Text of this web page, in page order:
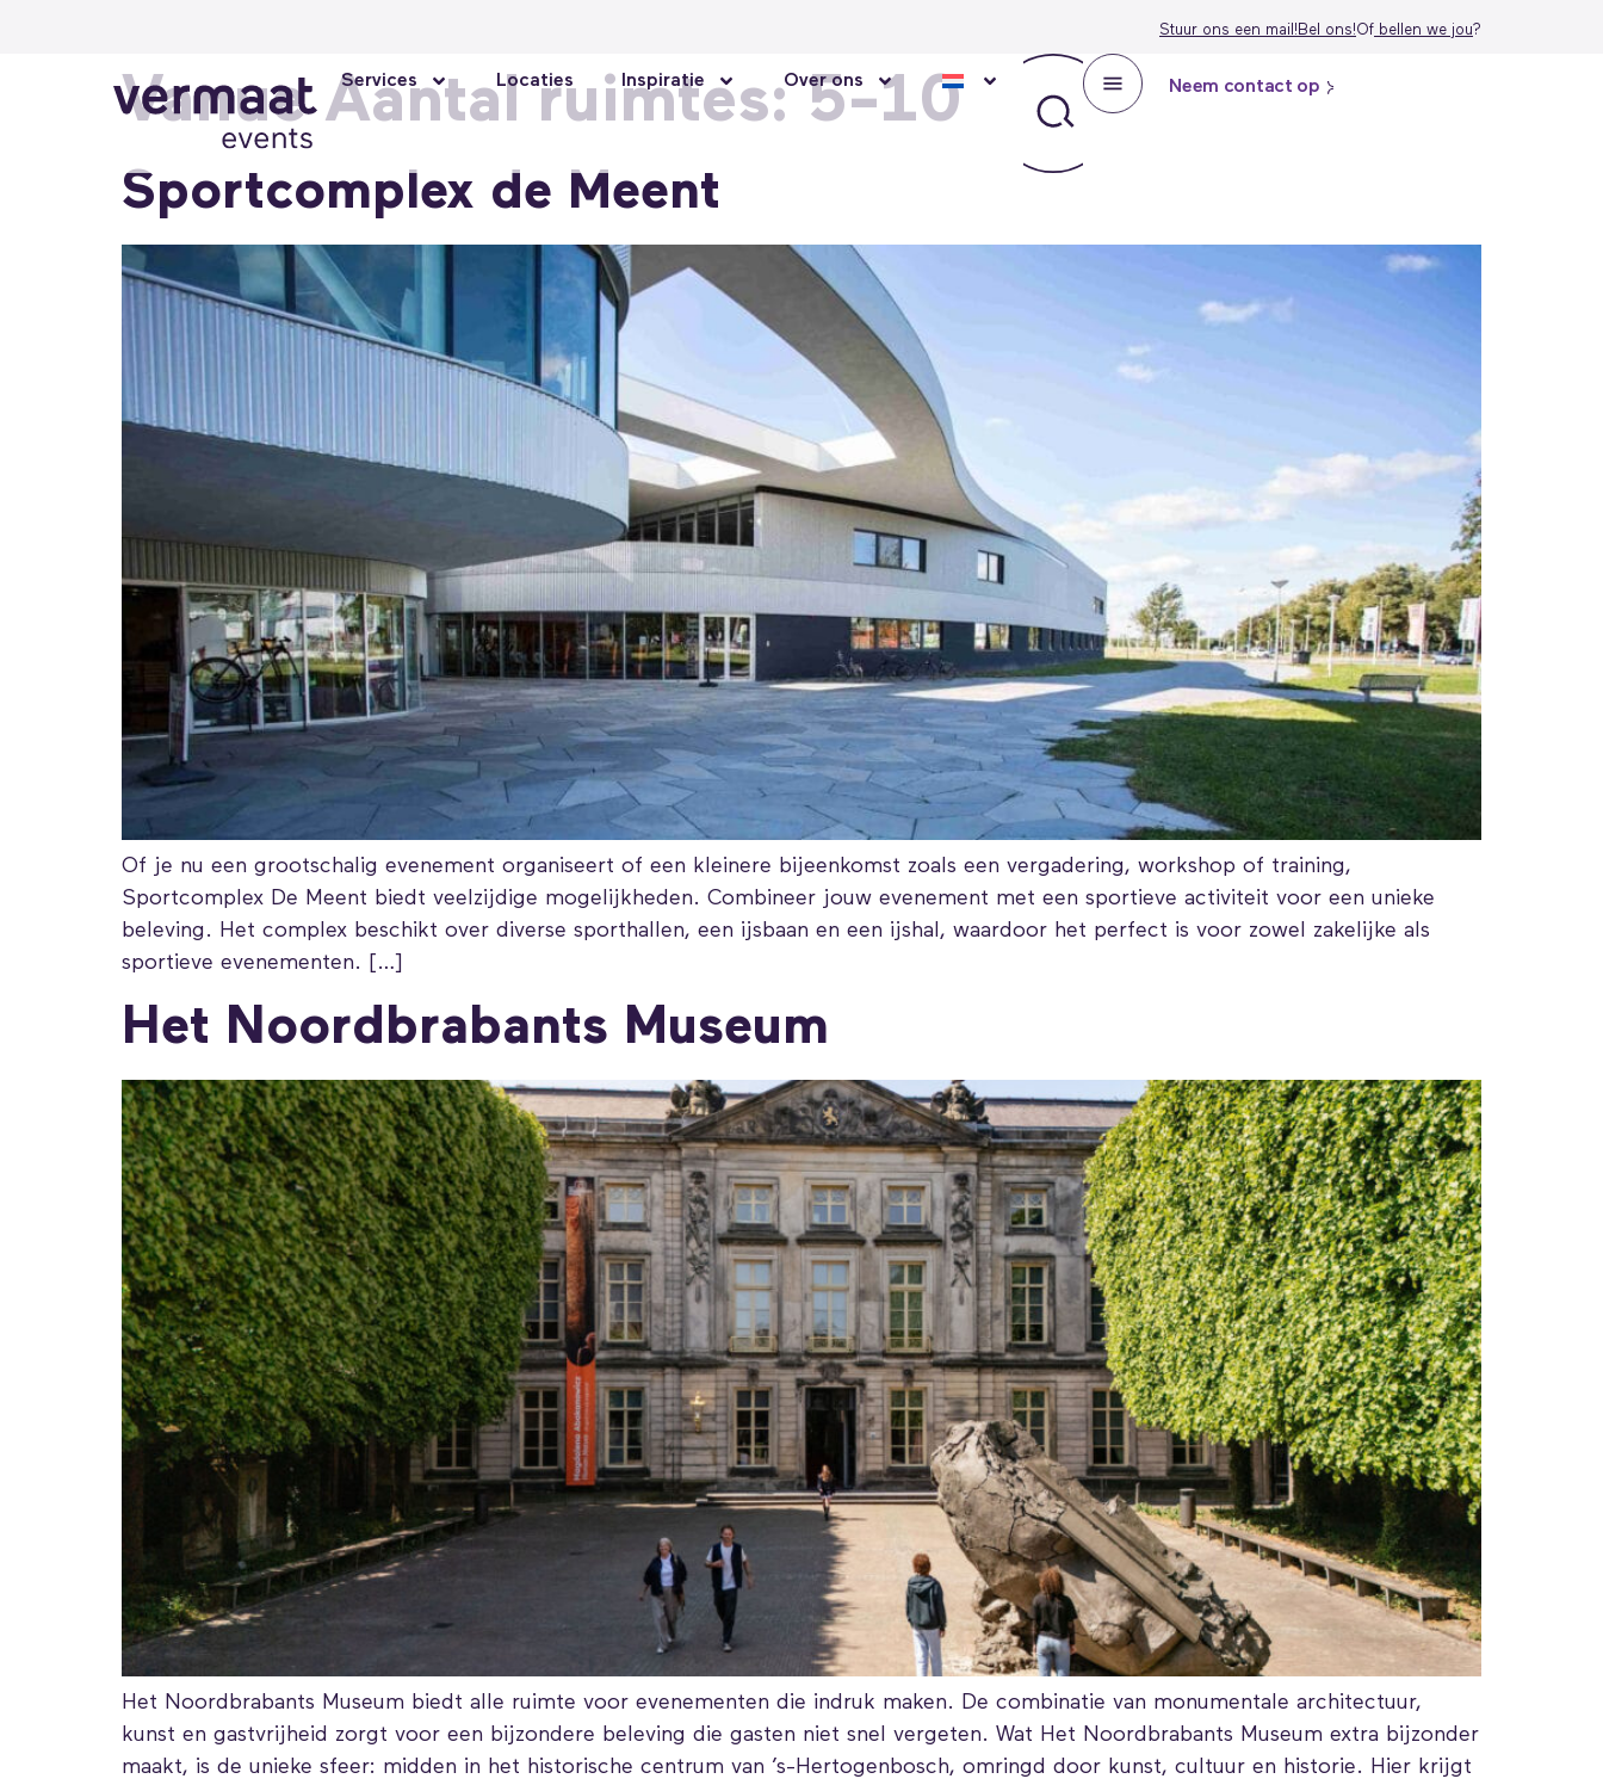
Stuur ons een mail! Bel ons!Of bellen we jou?
Services Locaties Inspiratie Over ons Neem contact op
Vanue Aantal ruimtes:5-10
Sportcomplex de Meent
Of je nu een grootschalig evenement organiseert of een kleinere bijeenkomst zoals een vergadering, workshop of training,
Sportcomplex De Meent biedt veelzijdige mogelijkheden. Combineer jouw evenement met een sportieve activiteit voor een unieke
beleving. Het complex beschikt over diverse sporthallen, een ijsbaan en een ijshal, waardoor het perfect is voor zowel zakelijke als
sportieve evenementen. […]
Het Noordbrabants Museum
Het Noordbrabants Museum biedt alle ruimte voor evenementen die indruk maken. De combinatie van monumentale architectuur,
kunst en gastvrijheid zorgt voor een bijzondere beleving die gasten niet snel vergeten. Wat Het Noordbrabants Museum extra bijzonder
maakt, is de unieke sfeer: midden in het historische centrum van ’s-Hertogenbosch, omringd door kunst, cultuur en historie. Hier krijgt